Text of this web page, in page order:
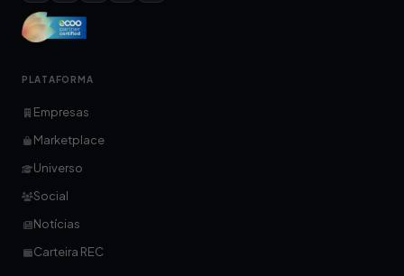
PLATAFORMA
Empresas
Marketplace
Universo
Social
Notícias
Carteira REC